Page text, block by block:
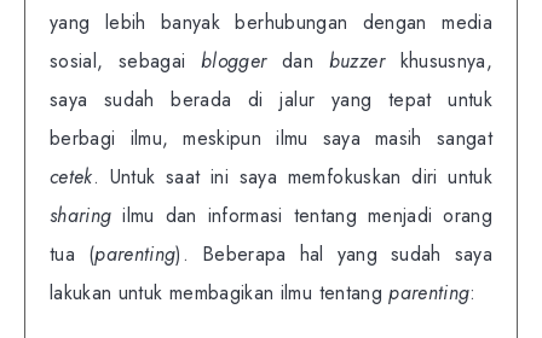
yang lebih banyak berhubungan dengan media
sosial, sebagaibloggerdan buzzerkhususnya,
saya sudah berada di jalur yang tepat untuk
berbagi ilmu, meskipun ilmu saya masih sangat
cetek. Untuk saat ini saya memfokuskan diri untuk
sharing ilmu dan informasi tentang menjadi orang
tua (parenting). Beberapa hal yang sudah saya
lakukan untuk membagikan ilmu tentangparenting: